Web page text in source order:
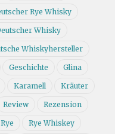
Rye Whisky
Whisky
Whiskyhersteller
Geschichte Glina
Karamell Kräuter
Review Rezension
Rye Rye Whiskey